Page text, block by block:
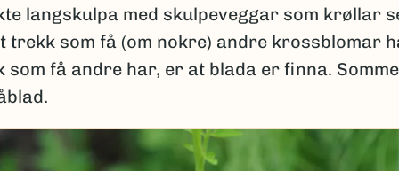
langskulpa med skulpeveggar som krøllar
trekk som få (om nokre) andre krossblomar
som få andre har, er at blada er finna.